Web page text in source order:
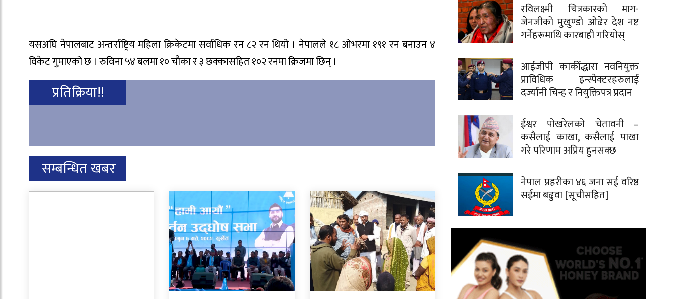
यसअघि नेपालबाट अन्तर्राष्ट्रिय महिला क्रिकेटमा सर्वाधिक रन ८२ रन थियो । नेपालले १८ ओभरमा १९१ रन बनाउन ४
विकेट गुमाएको छ । रुविना ५४ बलमा १० चौका र ३ छक्कासहित १०२ रनमा क्रिजमा छिन् ।
प्रतिक्रिया!!
सम्बन्धित खबर
रविलक्ष्मी चित्रकारको माग-
जेनजीको मुखुण्डो ओढेर देश नष्ट
गर्नेहरूमाथि कारबाही गरियोस्
आईजीपी कार्कीद्धारा नवनियुक्त
प्राविधिक इन्स्पेक्टरहरुलाई
दर्ज्यानी चिन्ह र नियुक्तिपत्र प्रदान
ईश्वर पोखरेलको चेतावनी –
कसैलाई काखा, कसैलाई पाखा
गरे परिणाम अप्रिय हुनसक्छ
नेपाल प्रहरीका ४६ जना सई वरिष्ठ
सईमा बढुवा [सूचीसहित]